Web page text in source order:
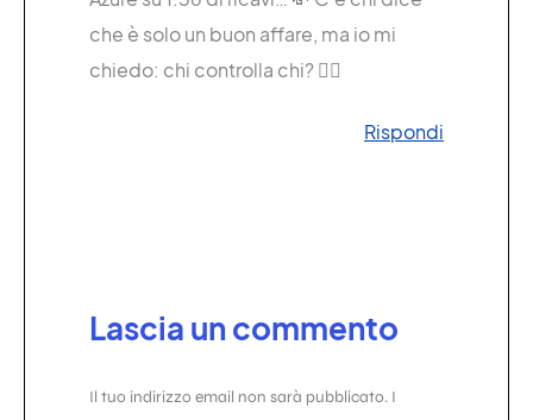
che è solo un buon affare, ma io mi
chiedo: chi controlla chi? 🕵️‍♂️
Rispondi
Lascia un commento
Il tuo indirizzo email non sarà pubblicato. I